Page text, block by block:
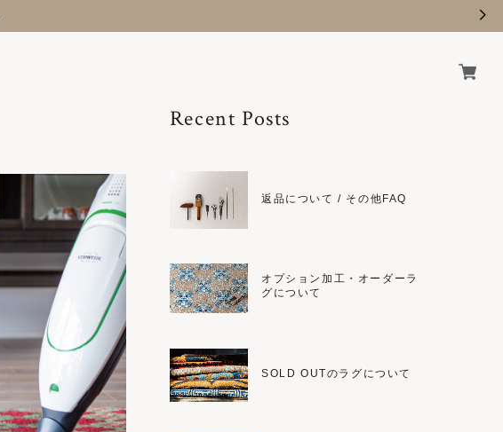
Recent Posts
返品について / その他FAQ
オプション加工・オーダーラ
グについて
SOLD OUTのラグについて